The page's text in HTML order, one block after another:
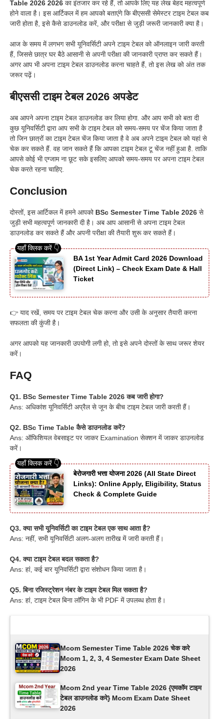
Table 2026 2026 का इंतजार कर रहे हैं, तो आपके लिए यह लेख बेहद महत्वपूर्ण
होने वाला है। इस आर्टिकल में हम आपको बताएंगे कि बीएससी सेमेस्टर टाइम टेबल कब
जारी होता है, इसे कैसे डाउनलोड करें, और परीक्षा से जुड़ी जरूरी जानकारी क्या है।
आज के समय में लगभग सभी यूनिवर्सिटी अपने टाइम टेबल को ऑनलाइन जारी करती
हैं, जिससे छात्र घर बैठे आसानी से अपनी परीक्षा की जानकारी प्राप्त कर सकते हैं।
अगर आप भी अपना टाइम टेबल डाउनलोड करना चाहते हैं, तो इस लेख को अंत तक
जरूर पढ़ें।
बीएससी टाइम टेबल 2026 अपडेट
अब आपने अपना टाइम टेबल डाउनलोड कर लिया होगा. और आप सभी को बता दी
कुछ यूनिवर्सिटी द्वारा आप सभी के टाइम टेबल को समय-समय पर चेंज किया जाता है
तो जिन छात्रों का टाइम टेबल चेंज किया जाता है वे अब अपने टाइम टेबल को यहां से
चेक कर सकते हैं. वह जान सकते हैं कि आपका टाइम टेबल टू चेंज नहीं हुआ है. ताकि
आपसे कोई भी एग्जाम ना छूट सके इसलिए आपको समय-समय पर अपना टाइम टेबल
चेक करते रहना चाहिए.
Conclusion
दोस्तों, इस आर्टिकल में हमने आपको BSc Semester Time Table 2026 से
जुड़ी सभी महत्वपूर्ण जानकारी दी है। अब आप आसानी से अपना टाइम टेबल
डाउनलोड कर सकते हैं और अपनी परीक्षा की तैयारी शुरू कर सकते हैं।
BA 1st Year Admit Card 2026 Download
(Direct Link) – Check Exam Date & Hall
Ticket
👉 याद रखें, समय पर टाइम टेबल चेक करना और उसी के अनुसार तैयारी करना
सफलता की कुंजी है।
अगर आपको यह जानकारी उपयोगी लगी हो, तो इसे अपने दोस्तों के साथ जरूर शेयर
करें।
FAQ
Q1. BSc Semester Time Table 2026 कब जारी होगा?
Ans: अधिकांश यूनिवर्सिटी अप्रैल से जून के बीच टाइम टेबल जारी करती हैं।
Q2. BSc Time Table कैसे डाउनलोड करें?
Ans: ऑफिशियल वेबसाइट पर जाकर Examination सेक्शन में जाकर डाउनलोड
करें।
बेरोजगारी भत्ता योजना 2026 (All State Direct
Links): Online Apply, Eligibility, Status
Check & Complete Guide
Q3. क्या सभी यूनिवर्सिटी का टाइम टेबल एक साथ आता है?
Ans: नहीं, सभी यूनिवर्सिटी अलग-अलग तारीख में जारी करती हैं।
Q4. क्या टाइम टेबल बदल सकता है?
Ans: हां, कई बार यूनिवर्सिटी द्वारा संशोधन किया जाता है।
Q5. बिना रजिस्ट्रेशन नंबर के टाइम टेबल मिल सकता है?
Ans: हां, टाइम टेबल बिना लॉगिन के भी PDF में उपलब्ध होता है।
Mcom Semester Time Table 2026 चेक करे
Mcom 1, 2, 3, 4 Semester Exam Date Sheet
2026
Mcom 2nd year Time Table 2026 {एमकॉम टाइम
टेबल डाउनलोड करे} Mcom Exam Date Sheet
2026